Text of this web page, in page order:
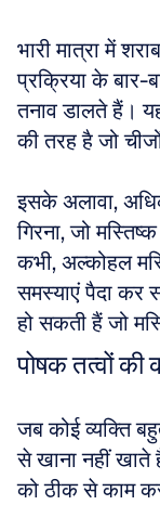
भारी मात्रा में
प्रक्रिया के बार-
तनाव डालते हैं।
की तरह है जो
इसके अलावा,
गिरना, जो
कभी, अल्कोहल
समस्याएं पैदा कर
हो सकती हैं जो
पोषक तत्वों की
जब कोई व्यक्ति
से खाना नहीं खाते
को ठीक से काम